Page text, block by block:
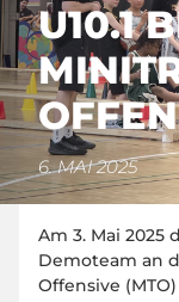
U10.1
6. MAI 2025
Am 3. Mai 2025
Demoteam an
Offensive